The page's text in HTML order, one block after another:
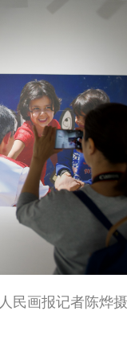
民画报记者陈烨